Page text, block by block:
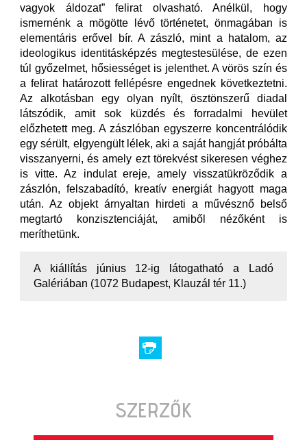
vagyok áldozat” felirat olvasható. Anélkül, hogy
ismernénk a mögötte lévő történetet, önmagában is
elementáris erővel bír. A zászló, mint a hatalom, az
ideologikus identitásképzés megtestesülése, de ezen
túl győzelmet, hősiességet is jelenthet. A vörös szín és
a felirat határozott fellépésre engednek következtetni.
Az alkotásban egy olyan nyílt, ösztönszerű diadal
látszódik, amit sok küzdés és forradalmi hevület
előzhetett meg. A zászlóban egyszerre koncentrálódik
egy sérült, elgyengült lélek, aki a saját hangját próbálta
visszanyerni, és amely ezt törekvést sikeresen véghez
is vitte. Az indulat ereje, amely visszatükröződik a
zászlón, felszabadító, kreatív energiát hagyott maga
után. Az objekt árnyaltan hirdeti a művésznő belső
megtartó konzisztenciáját, amiből nézőként is
meríthetünk.
A kiállítás június 12-ig látogatható a Ladó
Galériában (1072 Budapest, Klauzál tér 11.)
SZERZŐK